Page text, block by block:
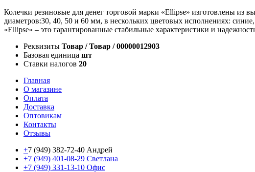
Колечки резиновые для денег торговой марки «Ellipse» изготовлены из
диаметров:30, 40, 50 и 60 мм, в нескольких цветовых исполнениях:
«Ellipse» – это гарантированные стабильные характеристики и
Реквизиты Товар / Товар / 00000012903
Базовая единица шт
Ставки налогов 20
Главная
О магазине
Оплата
Доставка
Оптовикам
Контакты
Отзывы
+7 (949) 382-72-40 Андрей
+7 (949) 401-08-29 Светлана
+7 (949) 331-13-10 Офис